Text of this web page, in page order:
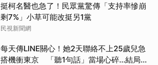
挺柯名醫也急了！民眾黨驚傳「支持率慘崩
剩7%」小草可能改挺另1黨
民視新聞網
每天傳LINE關心！她2天聯絡不上25歲兒急
搭機衝東京 「聽1句話」當場心碎...結局看